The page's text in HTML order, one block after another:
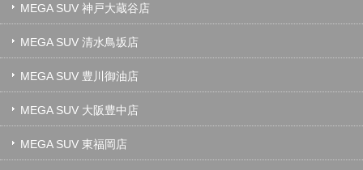
MEGA SUV 神戸大蔵谷店
MEGA SUV 清水鳥坂店
MEGA SUV 豊川御油店
MEGA SUV 大阪豊中店
MEGA SUV 東福岡店